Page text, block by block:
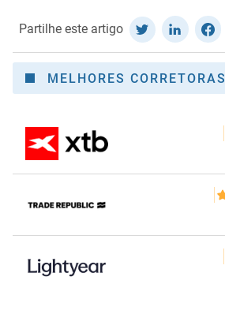
Partilhe este artigo
MELHORES CORRETORAS